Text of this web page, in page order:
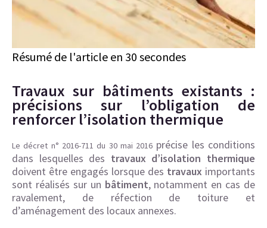
Résumé de l'article en 30 secondes
Travaux sur bâtiments existants :
précisions sur l’obligation de
renforcer l’isolation thermique
Le décret n° 2016-711 du 30 mai 2016 précise les conditions
dans lesquelles des travaux d’isolation thermique
doivent être engagés lorsque des travaux importants
sont réalisés sur un bâtiment, notamment en cas de
ravalement, de réfection de toiture et
d’aménagement des locaux annexes.